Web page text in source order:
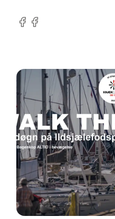
Facebook
facebook